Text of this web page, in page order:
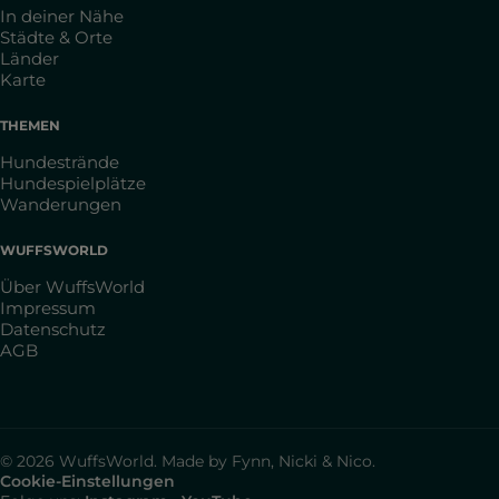
In deiner Nähe
Städte & Orte
Länder
Karte
THEMEN
Hundestrände
Hundespielplätze
Wanderungen
WUFFSWORLD
Über WuffsWorld
Impressum
Datenschutz
AGB
© 2026 WuffsWorld. Made by Fynn, Nicki & Nico.
Cookie-Einstellungen